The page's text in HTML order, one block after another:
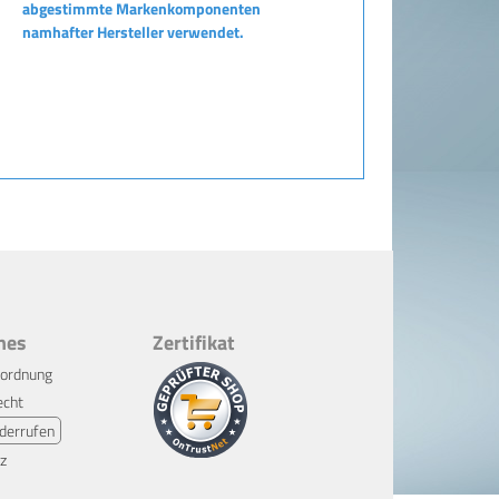
abgestimmte Markenkomponenten
namhafter Hersteller verwendet.
Zertifikat